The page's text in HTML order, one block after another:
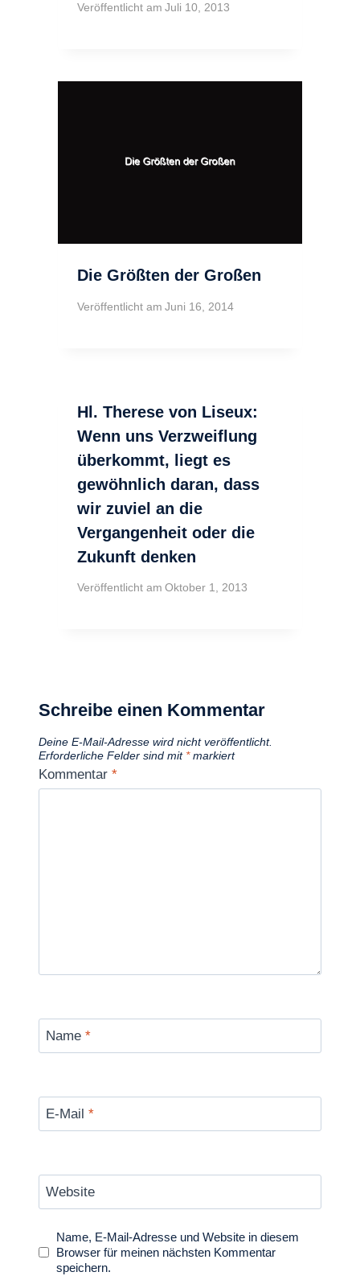
Veröffentlicht am Juli 10, 2013
Die Größten der Großen
Veröffentlicht am Juni 16, 2014
Hl. Therese von Liseux:
Wenn uns Verzweiflung
überkommt, liegt es
gewöhnlich daran, dass
wir zuviel an die
Vergangenheit oder die
Zukunft denken
Veröffentlicht am Oktober 1, 2013
Schreibe einen Kommentar
Deine E-Mail-Adresse wird nicht veröffentlicht.
Erforderliche Felder sind mit *markiert
Kommentar *
Name *
E-Mail *
Website
Name, E-Mail-Adresse und Website in diesem
Browser für meinen nächsten Kommentar
speichern.